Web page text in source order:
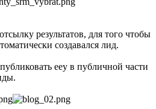
результатов, для того чтобы
создавался лид.
ееу в публичной части